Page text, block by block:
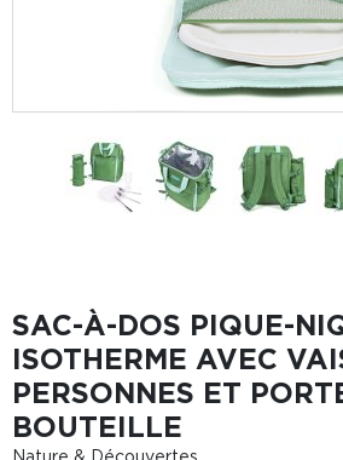
SAC-À-DOS PIQUE-
ISOTHERME AVEC
PERSONNES ET
BOUTEILLE
Nature & Découvertes